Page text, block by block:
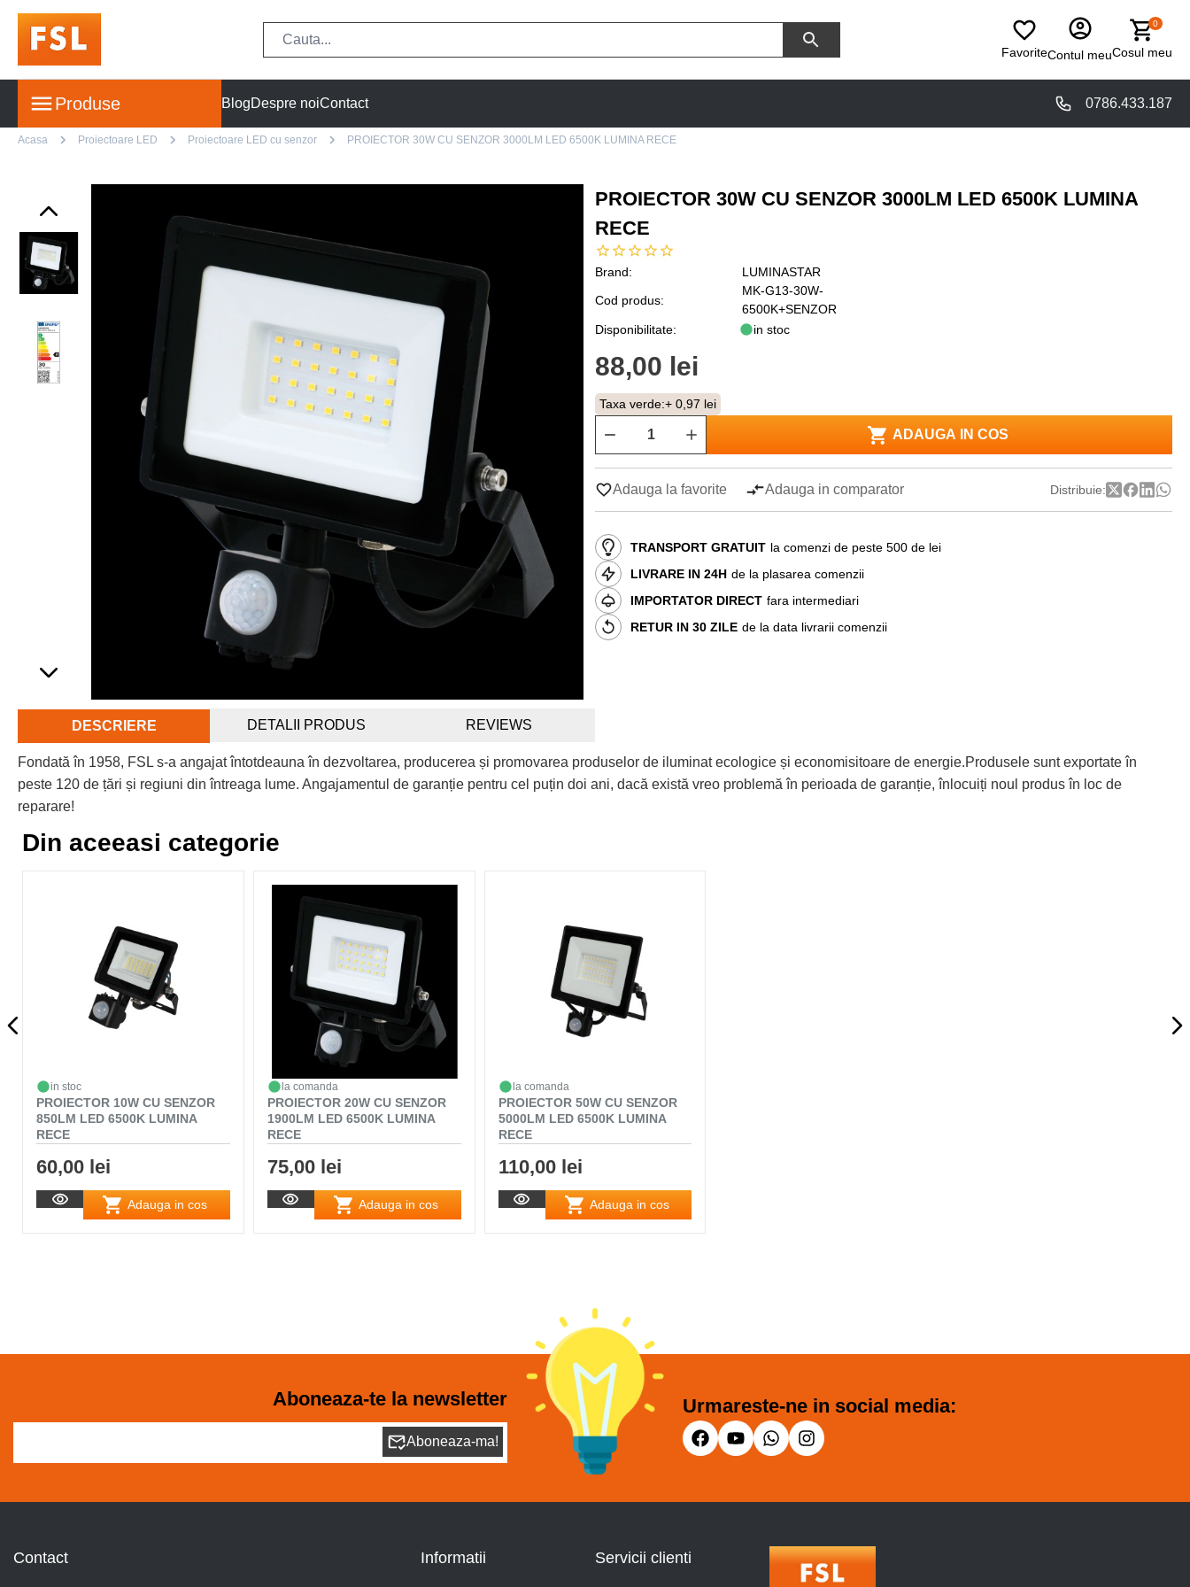
FavoriteContul meu
0
Cosul meu
Produse BlogDespre noiContact 0786.433.187
Acasa Proiectoare LED Proiectoare LED cu senzor PROIECTOR 30W CU SENZOR 3000LM LED 6500K LUMINA RECE
PROIECTOR 30W CU SENZOR 3000LM LED 6500K LUMINA
RECE
Brand:
LUMINASTAR
Cod produs:
MK-G13-30W-
6500K+SENZOR
Disponibilitate:
in stoc
88,00 lei
Taxa verde:+ 0,97 lei
ADAUGA IN COS
Adauga la favorite Adauga in comparator Distribuie:
TRANSPORT GRATUIT la comenzi de peste 500 de lei
LIVRARE IN 24H de la plasarea comenzii
IMPORTATOR DIRECT fara intermediari
RETUR IN 30 ZILE de la data livrarii comenzii
DESCRIERE DETALII PRODUS REVIEWS
Fondată în 1958, FSL s-a angajat întotdeauna în dezvoltarea, producerea și promovarea produselor de iluminat ecologice și economisitoare de energie.Produsele sunt exportate în
peste 120 de țări și regiuni din întreaga lume. Angajamentul de garanție pentru cel puțin doi ani, dacă există vreo problemă în perioada de garanție, înlocuiți noul produs în loc de
reparare!
Din aceeasi categorie
in stoc
PROIECTOR 10W CU SENZOR
850LM LED 6500K LUMINA
RECE
60,00 lei
Adauga in cos
la comanda
PROIECTOR 20W CU SENZOR
1900LM LED 6500K LUMINA
RECE
75,00 lei
Adauga in cos
la comanda
PROIECTOR 50W CU SENZOR
5000LM LED 6500K LUMINA
RECE
110,00 lei
Adauga in cos
Aboneaza-te la newsletter
Aboneaza-ma!
Urmareste-ne in social media:
Contact Informatii Servicii clienti